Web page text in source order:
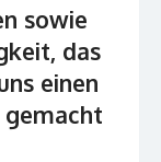
sowie
das
einen
gemacht